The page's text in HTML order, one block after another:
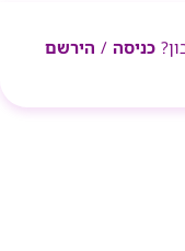
כניסה / הירשם